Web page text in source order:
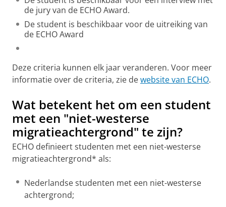
de jury van de ECHO Award.
De student is beschikbaar voor de uitreiking van
de ECHO Award
Deze criteria kunnen elk jaar veranderen. Voor meer
informatie over de criteria, zie dewebsite van ECHO.
Wat betekent het om een student
met een "niet-westerse
migratieachtergrond" te zijn?
ECHO definieert studenten met een niet-westerse
migratieachtergrond* als:
Nederlandse studenten met een niet-westerse
achtergrond;